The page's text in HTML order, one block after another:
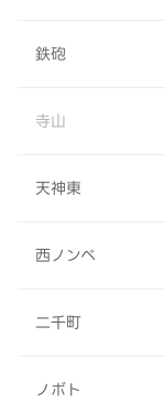
鉄砲
寺山
天神東
西ノンベ
二千町
ノボト